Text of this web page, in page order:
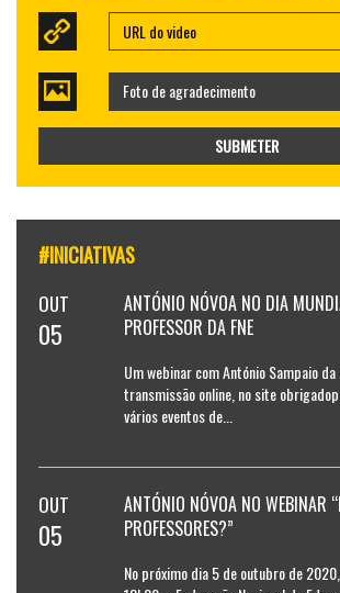
Foto de agradecimento
SUBMETER
#INICIATIVAS
OUT
05
ANTÓNIO NÓVOA NO DIA
PROFESSOR DA FNE
Um webinar com António Sampaio da
transmissão online, no site
vários eventos de...
OUT
05
ANTÓNIO NÓVOA NO WEBINAR
PROFESSORES?”
No próximo dia 5 de outubro de